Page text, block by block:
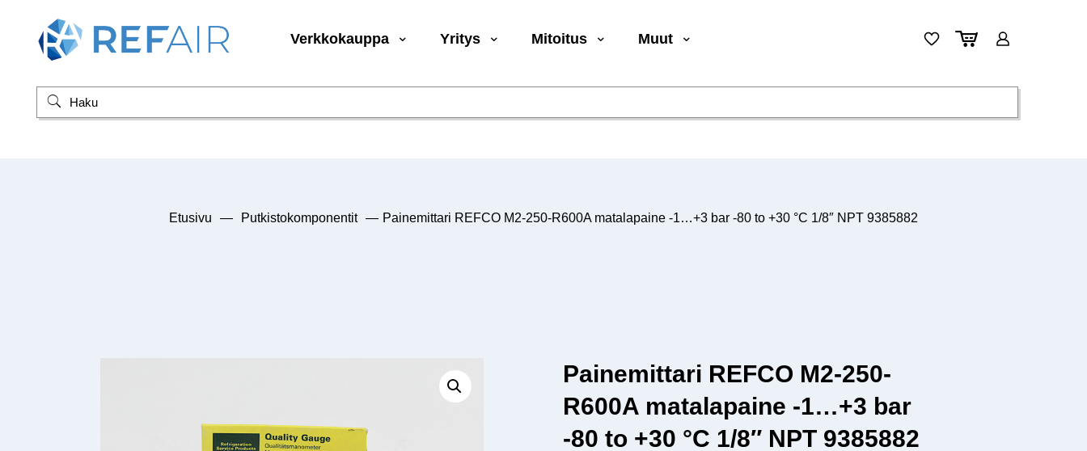
Verkkokauppa Yritys Mitoitus Muut
Etusivu — Putkistokomponentit — Painemittari REFCO M2-250-R600A matalapaine -1…+3 bar -80 to +30 °C 1/8″ NPT 9385882
Painemittari REFCO M2-250-
R600A matalapaine -1…+3 bar
-80 to +30 °C 1/8″ NPT 9385882